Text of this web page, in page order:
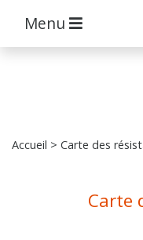
Menu
Accueil > Carte des
Carte